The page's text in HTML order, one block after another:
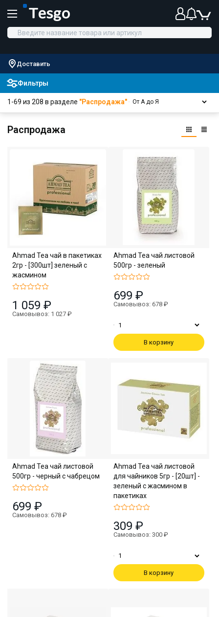
Доставить
Фильтры
1-69 из 208 в разделе "Распродажа"
Распродажа
Ahmad Tea чaй в пакетиках
2гр - [300шт] зеленый с
жасмином
1 059 ₽
Самовывоз: 1 027 ₽
Ahmad Tea чай листовой
500гр - зеленый
699 ₽
Самовывоз: 678 ₽
В корзину
Ahmad Tea чай листовой
500гр - черный с чабрецом
699 ₽
Самовывоз: 678 ₽
Ahmad Tea чай листовой
для чайников 5гр - [20шт] -
зеленый с жасмином в
пакетиках
309 ₽
Самовывоз: 300 ₽
В корзину